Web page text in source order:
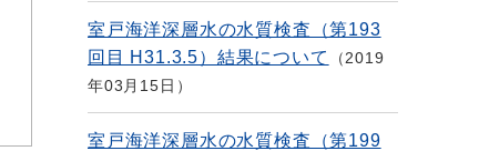
室戸海洋深層水の水質検査（第193
回目 H31.3.5）結果について
2019
年03月15日
室戸海洋深層水の水質検査（第199